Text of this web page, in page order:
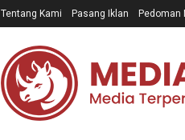
Tentang Kami Pasang Iklan Pedoman